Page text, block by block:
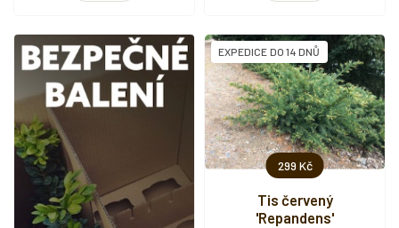
299 Kč
Tis červený
'Repandens'
EXPEDICE DO 14 DNŮ